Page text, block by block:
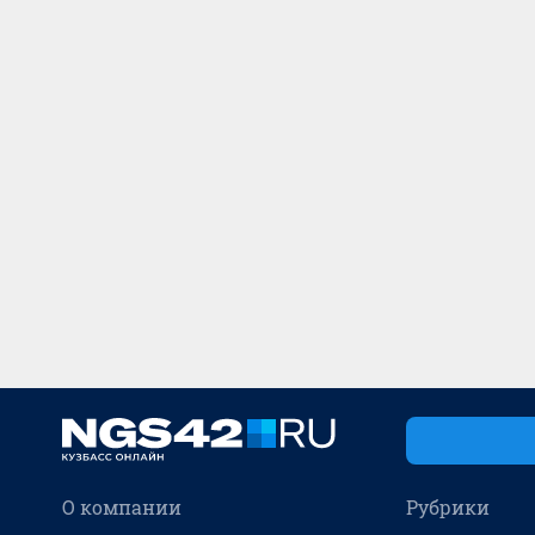
О компании Рубрики